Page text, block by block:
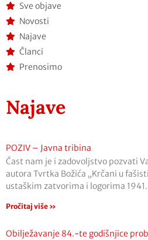
Sve objave
Novosti
Najave
Članci
Prenosimo
Najave
POZIV – Javna tribina
Čast nam je i zadovoljstvo pozvati
autora Tvrtka Božića „Krčani u
ustaškim zatvorima i logorima
Pročitaj više »
Obilježavanje 84.-te godišnjice